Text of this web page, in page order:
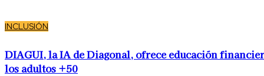
INCLUSIÓN
DIAGUI, la IA de Diagonal, ofrece educación
los adultos +50